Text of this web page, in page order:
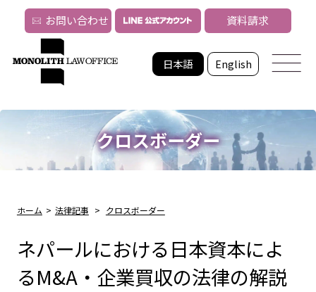
日本語 English
お問い合わせ 資料請求
クロスボーダー
ホーム > 法律記事 > クロスボーダー
ネパールにおける日本資本によ
るM&A・企業買収の法律の解説